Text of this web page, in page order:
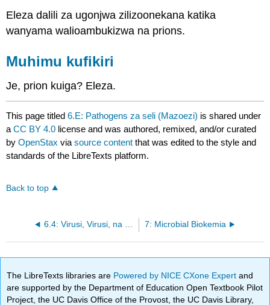
Eleza dalili za ugonjwa zilizoonekana katika
wanyama walioambukizwa na prions.
Muhimu kufikiri
Je, prion kuiga? Eleza.
This page titled6.E: Pathogens za seli (Mazoezi) is shared under
aCC BY 4.0 license and was authored, remixed, and/or curated
byOpenStax viasource content that was edited to the style and
standards of the LibreTexts platform.
Back to top
6.4: Virusi, Virusi, na Prions 7: Microbial Biokemia
The LibreTexts libraries are Powered by NICE CXone Expertand
are supported by the Department of Education Open Textbook Pilot
Project, the UC Davis Office of the Provost, the UC Davis Library,